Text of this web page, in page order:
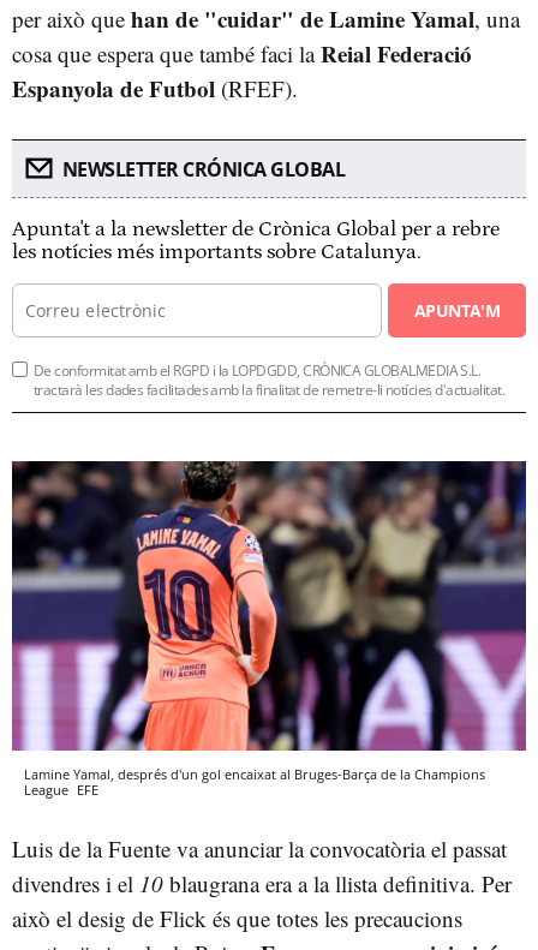
per això que han de "cuidar" de Lamine Yamal, una
cosa que espera que també faci laReial Federació
Espanyola de Futbol (RFEF).
NEWSLETTER CRÓNICA GLOBAL
Apunta't a la newsletter de Crònica Global per a rebre
les notícies més importants sobre Catalunya.
APUNTA'M
De conformitat amb el RGPD i la LOPDGDD, CRÒNICA GLOBALMEDIA S.L.
tractarà les dades facilitades amb la finalitat de remetre-li notícies d'actualitat.
Lamine Yamal, després d'un gol encaixat al Bruges-Barça de la Champions
League EFE
Luis de la Fuente va anunciar la convocatòria el passat
divendres i el 10 blaugrana era a la llista definitiva. Per
això el desig de Flick és que totes les precaucions